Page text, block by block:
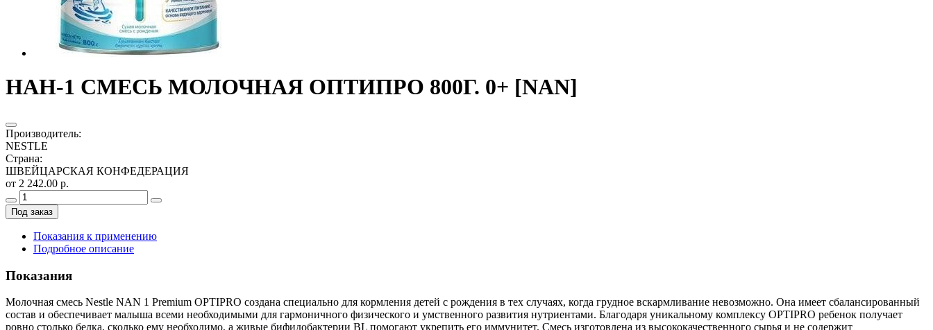
НАН-1 СМЕСЬ МОЛОЧНАЯ ОПТИПРО 800Г. 0+ [NAN]
Производитель:
NESTLE
Страна:
ШВЕЙЦАРСКАЯ КОНФЕДЕРАЦИЯ
от 2 242.00 р.
Под заказ
Показания к применению
Подробное описание
Показания
Молочная смесь Nestle NAN 1 Premium OPTIPRO создана специально для кормления детей с рождения в тех случаях, когда грудное вскармливание невозможно. Она имеет сбалансированный
состав и обеспечивает малыша всеми необходимыми для гармоничного физического и умственного развития нутриентами. Благодаря уникальному комплексу OPTIPRO ребенок получает
ровно столько белка, сколько ему необходимо, а живые бифидобактерии BL помогают укрепить его иммунитет. Смесь изготовлена из высококачественного сырья и не содержит